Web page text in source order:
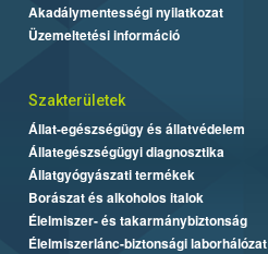
Akadálymentességi nyilatkozat
Üzemeltetési információ
Szakterületek
Állat-egészségügy és állatvédelem
Állategészségügyi diagnosztika
Állatgyógyászati termékek
Borászat és alkoholos italok
Élelmiszer- és takarmánybiztonság
Élelmiszerlánc-biztonsági laborhálózat